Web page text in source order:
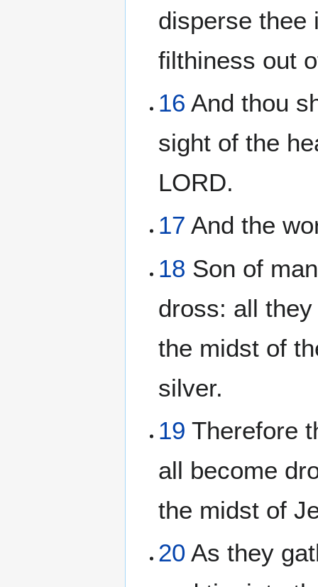
disperse thee
filthiness out
16 And thou
sight of the
LORD.
17 And the
18 Son of
dross: all
the midst of
silver.
19 Therefore
all become
the midst of
20 As they